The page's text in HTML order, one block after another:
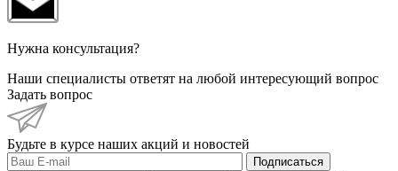
Нужна консультация?
Наши специалисты ответят на любой интересующий вопрос
Задать вопрос
Будьте в курсе наших акций и новостей
Подписаться